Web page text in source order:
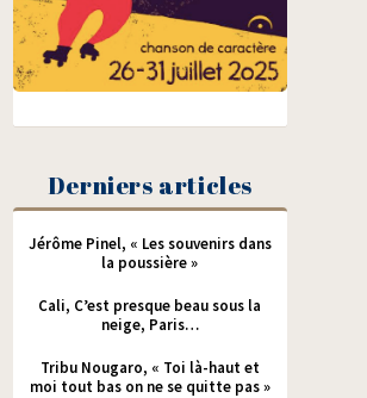
Derniers articles
Jérôme Pinel, « Les souvenirs dans
la poussière »
Cali, C’est presque beau sous la
neige, Paris…
Tribu Nougaro, « Toi là-haut et
moi tout bas on ne se quitte pas »